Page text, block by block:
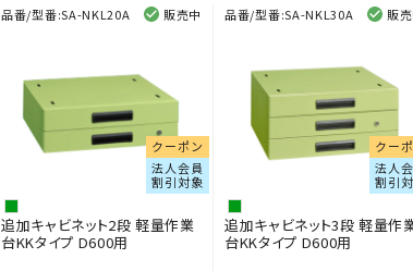
品番/型番:SA-NKL20A 販売中
クーポン
法人会員
割引対象
追加キャビネット2段 軽量作業
台KKタイプ D600用
品番/型番:SA-NKL30A 販
クー
法人
割引
追加キャビネット3段 軽量作
台KKタイプ D600用